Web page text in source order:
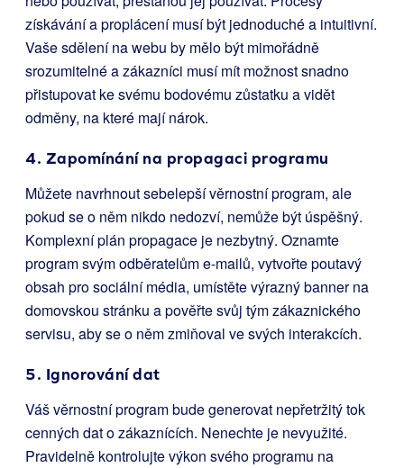
získávání a proplácení musí být jednoduché a intuitivní.
Vaše sdělení na webu by mělo být mimořádně
srozumitelné a zákazníci musí mít možnost snadno
přistupovat ke svému bodovému zůstatku a vidět
odměny, na které mají nárok.
4. Zapomínání na propagaci programu
Můžete navrhnout sebelepší věrnostní program, ale
pokud se o něm nikdo nedozví, nemůže být úspěšný.
Komplexní plán propagace je nezbytný. Oznamte
program svým odběratelům e-mailů, vytvořte poutavý
obsah pro sociální média, umístěte výrazný banner na
domovskou stránku a pověřte svůj tým zákaznického
servisu, aby se o něm zmiňoval ve svých interakcích.
5. Ignorování dat
Váš věrnostní program bude generovat nepřetržitý tok
cenných dat o zákaznících. Nenechte je nevyužité.
Pravidelně kontrolujte výkon svého programu na